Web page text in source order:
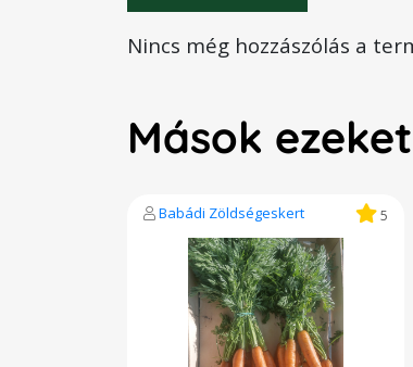
Nincs még hozzászólás a
Mások
Babádi Zöldségeskert 5